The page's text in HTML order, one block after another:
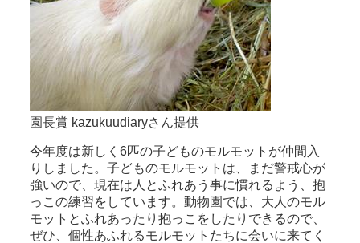
園長賞 kazukuudiaryさん提供
今年度は新しく6匹の子どものモルモットが仲間入
りしました。子どものモルモットは、まだ警戒心が
強いので、現在は人とふれあう事に慣れるよう、抱
っこの練習をしています。動物園では、大人のモル
モットとふれあったり抱っこをしたりできるので、
ぜひ、個性あふれるモルモットたちに会いに来てく